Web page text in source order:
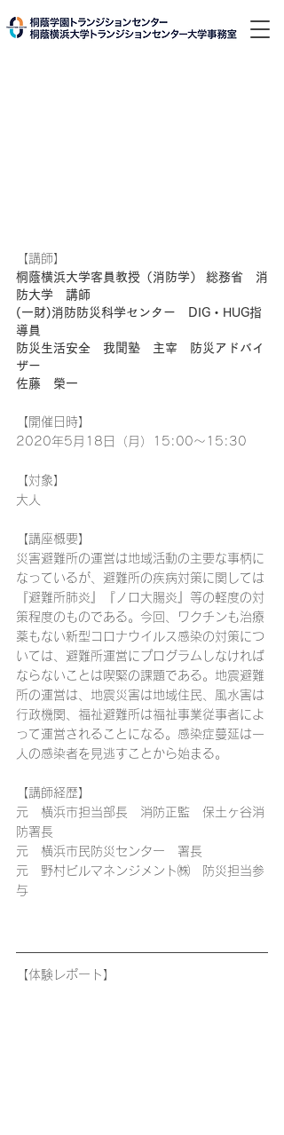
【講師】
桐蔭横浜大学客員教授（消防学） 総務省　消
防大学　講師
(一財)消防防災科学センター　DIG・HUG指
導員
防災生活安全　我聞塾　主宰　防災アドバイ
ザー
佐藤　榮一
【開催日時】
2020年5月18日（月）15:00〜15:30
【対象】
大人
【講座概要】
災害避難所の運営は地域活動の主要な事柄に
なっているが、避難所の疾病対策に関しては
『避難所肺炎』『ノロ大腸炎』等の軽度の対
策程度のものである。今回、ワクチンも治療
薬もない新型コロナウイルス感染の対策につ
いては、避難所運営にプログラムしなければ
ならないことは喫緊の課題である。地震避難
所の運営は、地震災害は地域住民、風水害は
行政機関、福祉避難所は福祉事業従事者によ
って運営されることになる。感染症蔓延は一
人の感染者を見逃すことから始まる。
【講師経歴】
元　横浜市担当部長　消防正監　保土ヶ谷消
防署長
元　横浜市民防災センター　署長
元　野村ビルマネンジメント㈱　防災担当参
与
【体験レポート】